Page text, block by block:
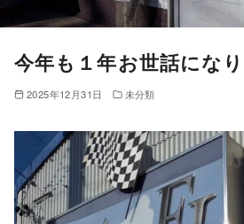
今年も１年お世話にな
2025年12月31日 未分類